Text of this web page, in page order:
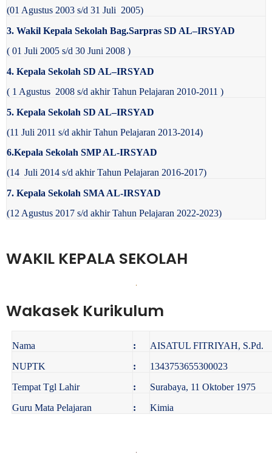
(01 Agustus 2003 s/d 31 Juli 2005)
3. Wakil Kepala Sekolah Bag.Sarpras SD AL–IRSYAD
( 01 Juli 2005 s/d 30 Juni 2008 )
4. Kepala Sekolah SD AL–IRSYAD
( 1 Agustus 2008 s/d akhir Tahun Pelajaran 2010-2011 )
5. Kepala Sekolah SD AL–IRSYAD
(11 Juli 2011 s/d akhir Tahun Pelajaran 2013-2014)
6.Kepala Sekolah SMP AL-IRSYAD
(14 Juli 2014 s/d akhir Tahun Pelajaran 2016-2017)
7. Kepala Sekolah SMA AL-IRSYAD
(12 Agustus 2017 s/d akhir Tahun Pelajaran 2022-2023)
WAKIL KEPALA SEKOLAH
Wakasek Kurikulum
Nama :
AISATUL FITRIYAH, S.Pd.
NUPTK
:
1343753655300023
Tempat Tgl Lahir
:
Surabaya, 11 Oktober 1975
Guru Mata Pelajaran
: Kimia